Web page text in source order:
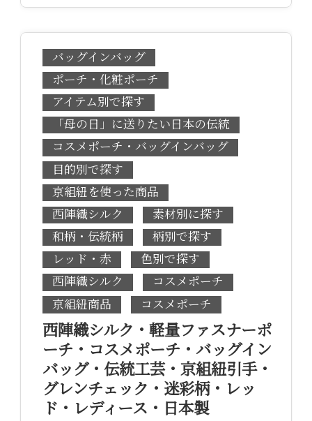
バッグインバッグ
ポーチ・化粧ポーチ
アイテム別で探す
「母の日」に送りたい日本の伝統
コスメポーチ・バッグインバッグ
目的別で探す
京組紐を使った商品
西陣織シルク
素材別に探す
和柄・伝統柄
柄別で探す
レッド・赤
色別で探す
西陣織シルク
コスメポーチ
京組紐商品
コスメポーチ
西陣織シルク・軽量ファスナーポ
ーチ・コスメポーチ・バッグイン
バッグ・伝統工芸・京組紐引手・
グレンチェック・迷彩柄・レッ
ド・レディース・日本製